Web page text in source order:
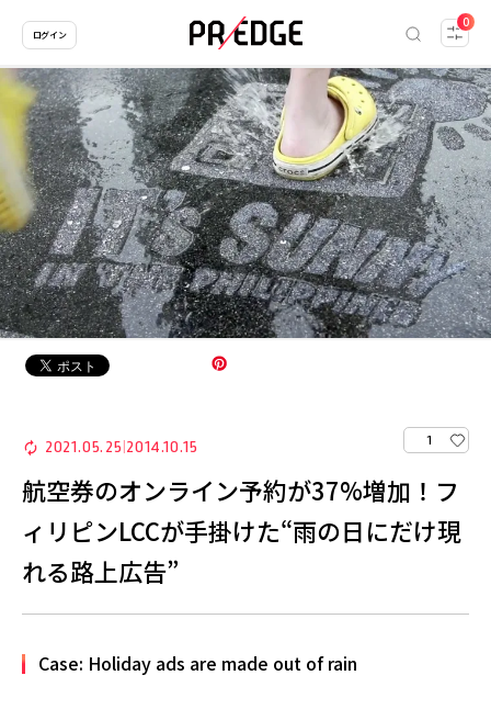
0
ログイン
2021.05.25 2014.10.15 1
航空券のオンライン予約が37%増加！フ
ィリピンLCCが手掛けた“雨の日にだけ現
れる路上広告”
Case: Holiday ads are made out of rain